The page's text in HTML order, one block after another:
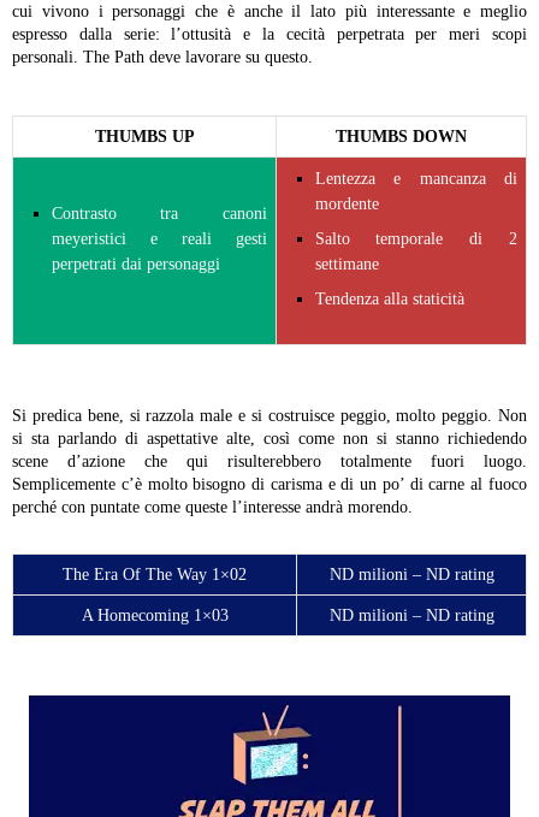
cui vivono i personaggi che è anche il lato più interessante e meglio
espresso dalla serie: l’ottusità e la cecità perpetrata per meri scopi
personali. The Path deve lavorare su questo.
THUMBS UP THUMBS DOWN
Contrasto tra canoni
meyeristici e reali gesti
perpetrati dai personaggi
Lentezza e mancanza di
mordente
Salto temporale di 2
settimane
Tendenza alla staticità
Si predica bene, si razzola male e si costruisce peggio, molto peggio. Non
si sta parlando di aspettative alte, così come non si stanno richiedendo
scene d’azione che qui risulterebbero totalmente fuori luogo.
Semplicemente c’è molto bisogno di carisma e di un po’ di carne al fuoco
perché con puntate come queste l’interesse andrà morendo.
The Era Of The Way 1×02 ND milioni – ND rating
A Homecoming 1×03 ND milioni – ND rating